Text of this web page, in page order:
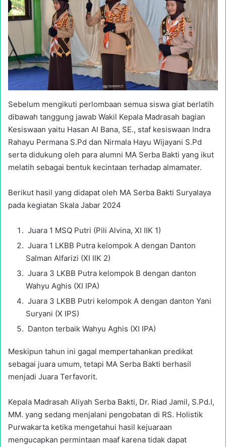
Sebelum mengikuti perlombaan semua siswa giat berlatih
dibawah tanggung jawab Wakil Kepala Madrasah bagian
Kesiswaan yaitu Hasan Al Bana, SE., staf kesiswaan Indra
Rahayu Permana S.Pd dan Nirmala Hayu Wijayani S.Pd
serta didukung oleh para alumni MA Serba Bakti yang ikut
melatih sebagai bentuk kecintaan terhadap almamater.
Berikut hasil yang didapat oleh MA Serba Bakti Suryalaya
pada kegiatan Skala Jabar 2024
Juara 1 MSQ Putri (Pili Alvina, XI IIK 1)
Juara 1 LKBB Putra kelompok A dengan Danton
Salman Alfarizi (XI IIK 2)
Juara 3 LKBB Putra kelompok B dengan danton
Wahyu Aghis (XI IPA)
Juara 3 LKBB Putri kelompok A dengan danton Yani
Suryani (X IPS)
Danton terbaik Wahyu Aghis (XI IPA)
Meskipun tahun ini gagal mempertahankan predikat
sebagai juara umum, tetapi MA Serba Bakti berhasil
menjadi Juara Terfavorit.
Kepala Madrasah Aliyah Serba Bakti, Dr. Riad Jamil, S.Pd.I,
MM. yang sedang menjalani pengobatan di RS. Holistik
Purwakarta ketika mengetahui hasil kejuaraan
mengucapkan permintaan maaf karena tidak dapat